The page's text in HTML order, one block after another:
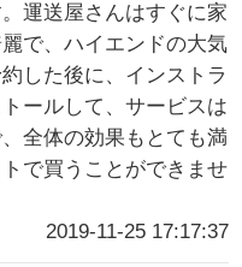
運送屋さんはすぐに家
で、ハイエンドの大気
した後に、インストラ
ールして、サービスは
全体の効果もとても満
で買うことができませ
2019-11-25 17:17:37